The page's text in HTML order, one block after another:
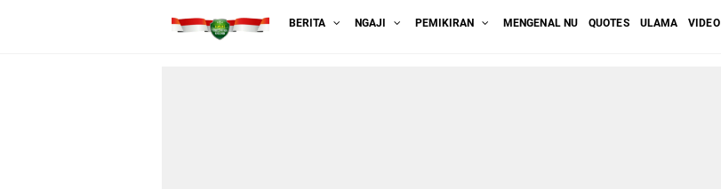
BERITA NGAJI PEMIKIRAN MENGENAL NU QUOTES ULAMA VIDEO